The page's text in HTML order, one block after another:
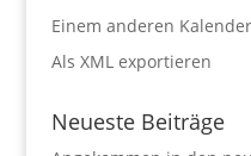
Einem anderen
Als XML exportieren
Neueste Beiträge